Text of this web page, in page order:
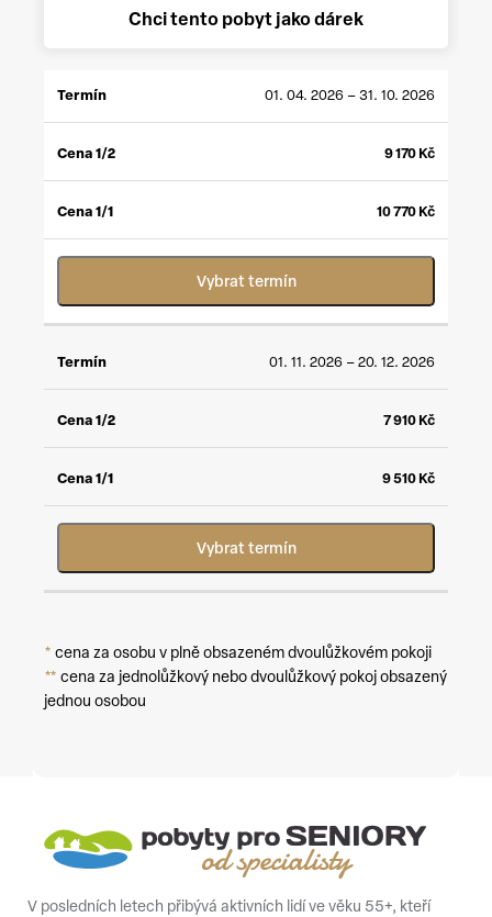
Chci tento pobyt jako dárek
1/2*
CENA
1/1**
01. 04. 2026 – 31. 10. 2026
9 170 Kč
10 770 Kč
Vybrat termín
01. 11. 2026 – 20. 12. 2026
7 910 Kč
9 510 Kč
Vybrat termín
* cena za osobu v plně obsazeném dvoulůžkovém pokoji
** cena za jednolůžkový nebo dvoulůžkový pokoj obsazený
jednou osobou
V posledních letech přibývá aktivních lidí ve věku 55+, kteří